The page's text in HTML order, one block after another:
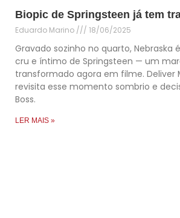
Biopic de Springsteen já tem
Eduardo Marino 18/06/2025
Gravado sozinho no quarto, Nebraska
cru e íntimo de Springsteen — um
transformado agora em filme. Deliver
revisita esse momento sombrio e
Boss.
LER MAIS »